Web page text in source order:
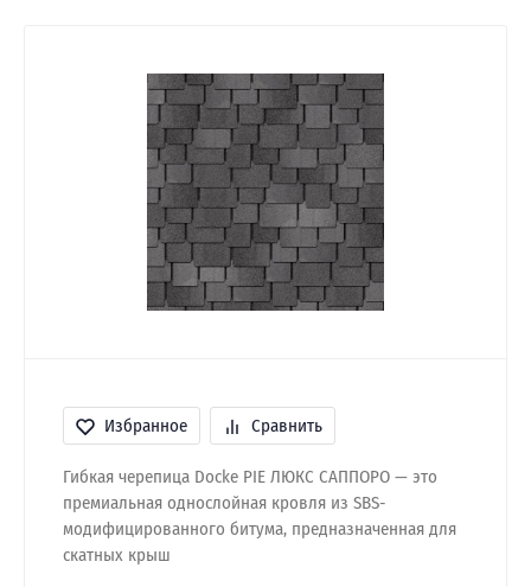
Избранное Сравнить
Гибкая черепица Docke PIE ЛЮКС САППОРО — это
премиальная однослойная кровля из SBS-
модифицированного битума, предназначенная для
скатных крыш